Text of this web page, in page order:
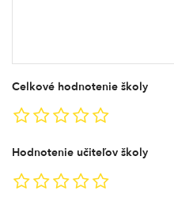
Celkové hodnotenie školy
Hodnotenie učiteľov školy